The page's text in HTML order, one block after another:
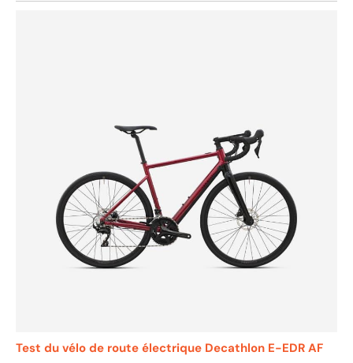
Test du vélo de route électrique Decathlon E-EDR AF